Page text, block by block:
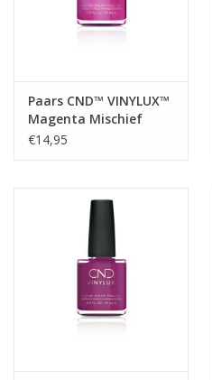
Paars CND™ VINYLUX™
Magenta Mischief
#209
€14,95